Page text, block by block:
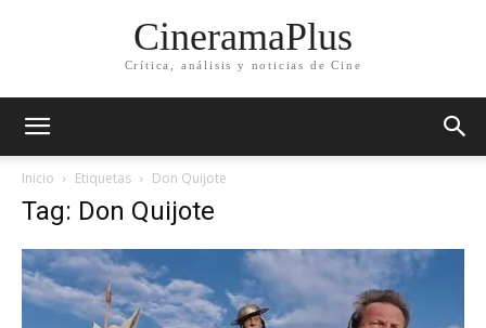
CineramaPlus
Crítica, análisis y noticias de Cine
Inicio Etiquetas Don Quijote
Tag: Don Quijote